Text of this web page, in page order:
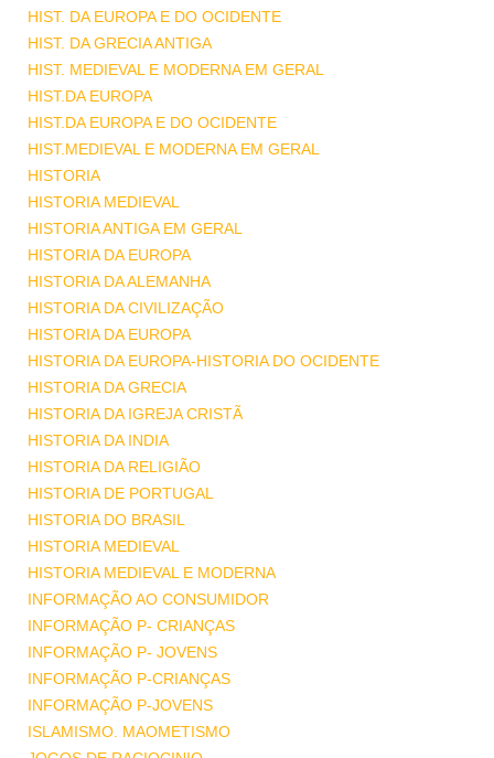
HIST. DA EUROPA E DO OCIDENTE
HIST. DA GRECIA ANTIGA
HIST. MEDIEVAL E MODERNA EM GERAL
HIST.DA EUROPA
HIST.DA EUROPA E DO OCIDENTE
HIST.MEDIEVAL E MODERNA EM GERAL
HISTORIA
HISTORIA MEDIEVAL
HISTORIA ANTIGA EM GERAL
HISTORIA DA EUROPA
HISTORIA DA ALEMANHA
HISTORIA DA CIVILIZAÇÃO
HISTORIA DA EUROPA
HISTORIA DA EUROPA-HISTORIA DO OCIDENTE
HISTORIA DA GRECIA
HISTORIA DA IGREJA CRISTÃ
HISTORIA DA INDIA
HISTORIA DA RELIGIÃO
HISTORIA DE PORTUGAL
HISTORIA DO BRASIL
HISTORIA MEDIEVAL
HISTORIA MEDIEVAL E MODERNA
INFORMAÇÃO AO CONSUMIDOR
INFORMAÇÃO P- CRIANÇAS
INFORMAÇÃO P- JOVENS
INFORMAÇÃO P-CRIANÇAS
INFORMAÇÃO P-JOVENS
ISLAMISMO. MAOMETISMO